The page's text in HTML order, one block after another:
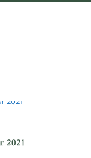
2021